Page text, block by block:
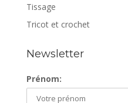
Tissage
Tricot et crochet
Newsletter
Prénom: